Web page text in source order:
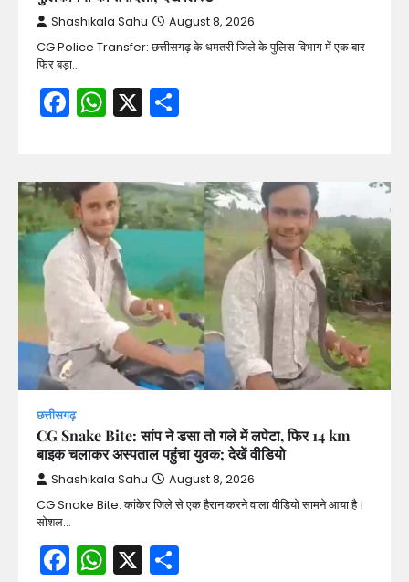
Shashikala Sahu August 8, 2026
CG Police Transfer: छत्तीसगढ़ के धमतरी जिले के पुलिस विभाग में एक बार
फिर बड़ा…
Facebook
WhatsApp
X
छत्तीसगढ़
CG Snake Bite: सांप ने डसा तो गले में लपेटा, फिर 14 km
बाइक चलाकर अस्पताल पहुंचा युवक; देखें वीडियो
Shashikala Sahu August 8, 2026
CG Snake Bite: कांकेर जिले से एक हैरान करने वाला वीडियो सामने आया है।
सोशल…
Facebook
WhatsApp
X